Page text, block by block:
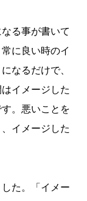
る事が書いて
に良い時のイ
なるだけで、
イメージした
。悪いことを
イメージした
た。「イメー